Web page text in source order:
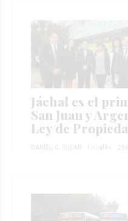
Jáchal es el
San Juan y
Ley de
DANIEL G. SOLAR Locales